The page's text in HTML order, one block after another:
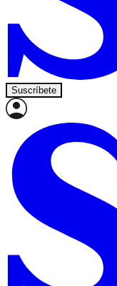
Suscríbete